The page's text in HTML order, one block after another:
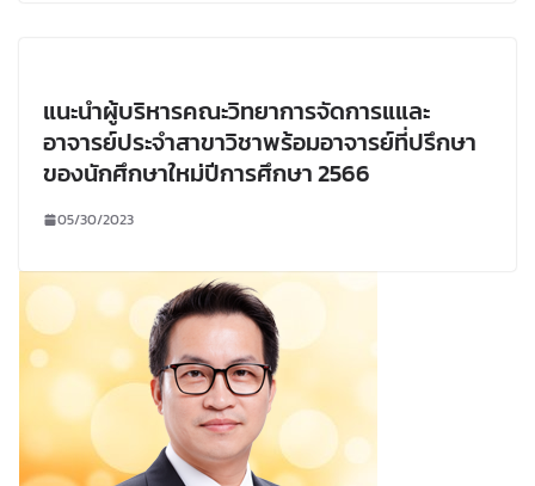
แนะนำผู้บริหารคณะวิทยาการจัดการแและ
อาจารย์ประจำสาขาวิชาพร้อมอาจารย์ที่ปรึกษา
ของนักศึกษาใหม่ปีการศึกษา 2566
05/30/2023